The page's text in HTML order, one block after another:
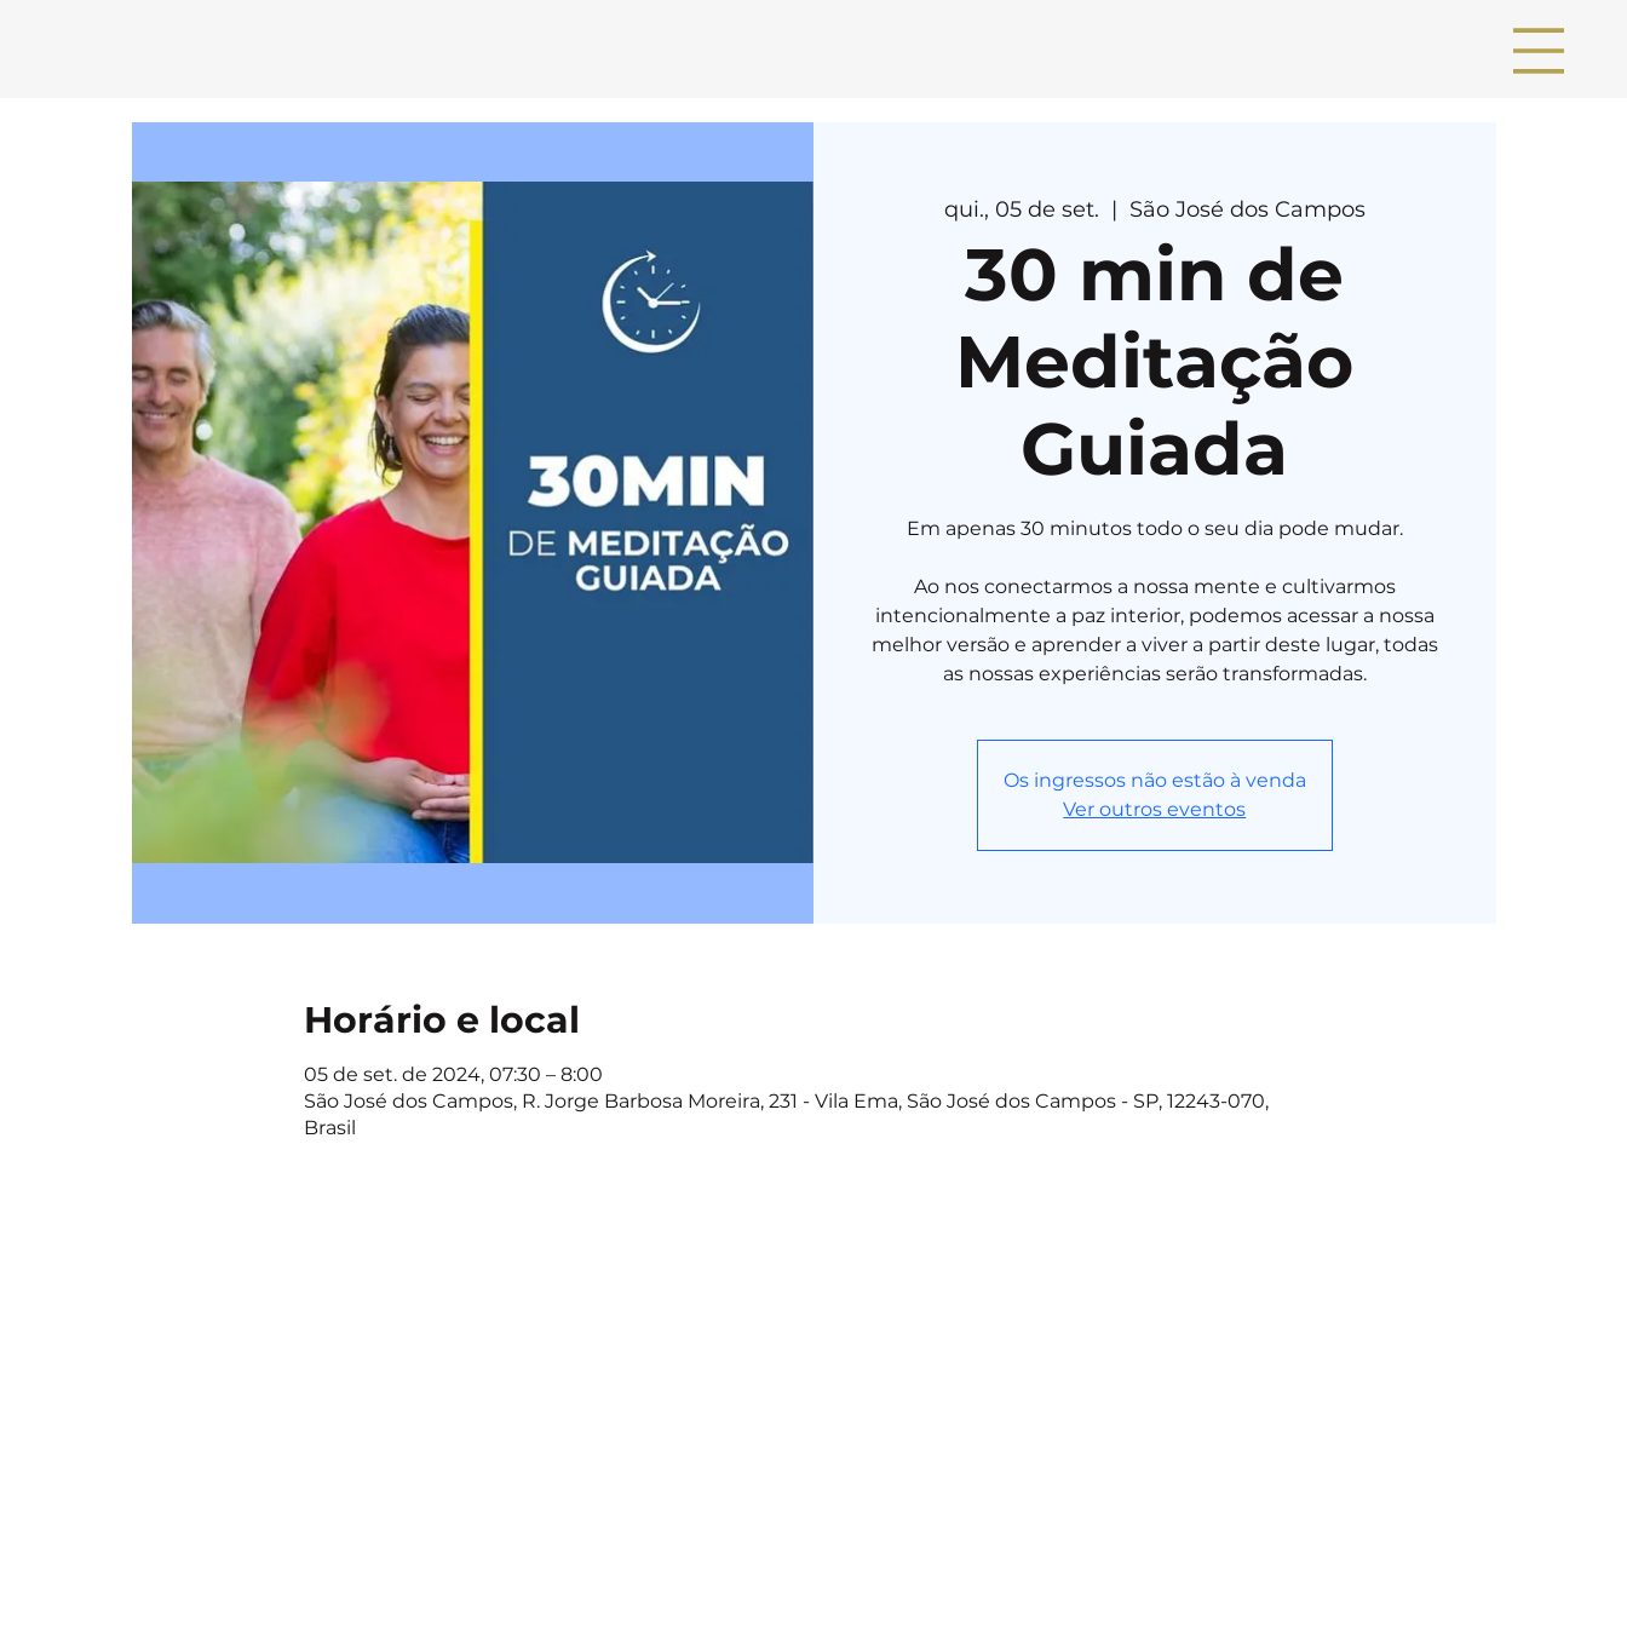
CENTRODE MEDITAÇÃ
KADAMPA R qui., 05 de set.
  |
São José dos Campos
30 min de
Meditação
Guiada
Em apenas 30 minutos todo o seu dia pode mudar.
Ao nos conectarmos a nossa mente e cultivarmos
intencionalmente a paz interior, podemos acessar a nossa
melhor versão e aprender a viver a partir deste lugar, todas
as nossas experiências serão transformadas.
Os ingressos não estão à venda
Ver outros eventos
Horário e local
05 de set. de 2024, 07:30 – 8:00
São José dos Campos, R. Jorge Barbosa Moreira, 231 - Vila Ema, São José dos Campos - SP, 12243-070,
Brasil